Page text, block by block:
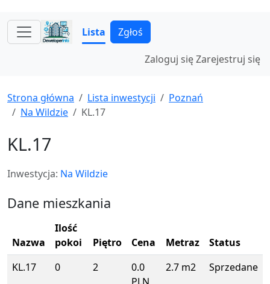
Lista Zgłoś
Zaloguj sięZarejestruj się
Strona główna Lista inwestycji
Poznań
Na Wildzie
KL.17
KL.17
Inwestycja: Na Wildzie
Dane mieszkania
Nazwa
Ilość
pokoi
Piętro Cena Metraz
Status
KL.17
0 2
0.0
2.7 m2 Sprzedane